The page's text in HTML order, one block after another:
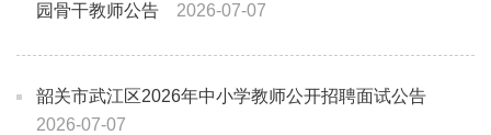
园骨干教师公告
2026-07-07
韶关市武江区2026年中小学教师公开招聘面试公告
2026-07-07